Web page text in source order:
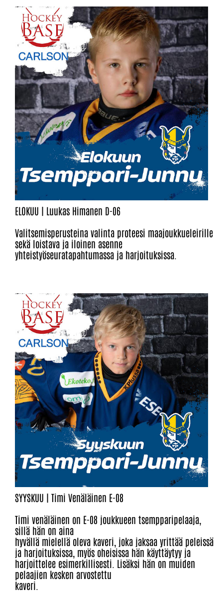
ELOKUU | Luukas Himanen D-06
Valitsemisperusteina valinta proteesi maajoukkueleirille
sekä loistava ja iloinen asenne
yhteistyöseuratapahtumassa ja harjoituksissa.
SYYSKUU | Timi Venäläinen E-08
Timi venäläinen on E-08 joukkueen tsempparipelaaja,
sillä hän on aina
hyvällä mielellä oleva kaveri, joka jaksaa yrittää peleissä
ja harjoituksissa, myös oheisissa hän käyttäytyy ja
harjoittelee esimerkillisesti. Lisäksi hän on muiden
pelaajien kesken arvostettu
kaveri.